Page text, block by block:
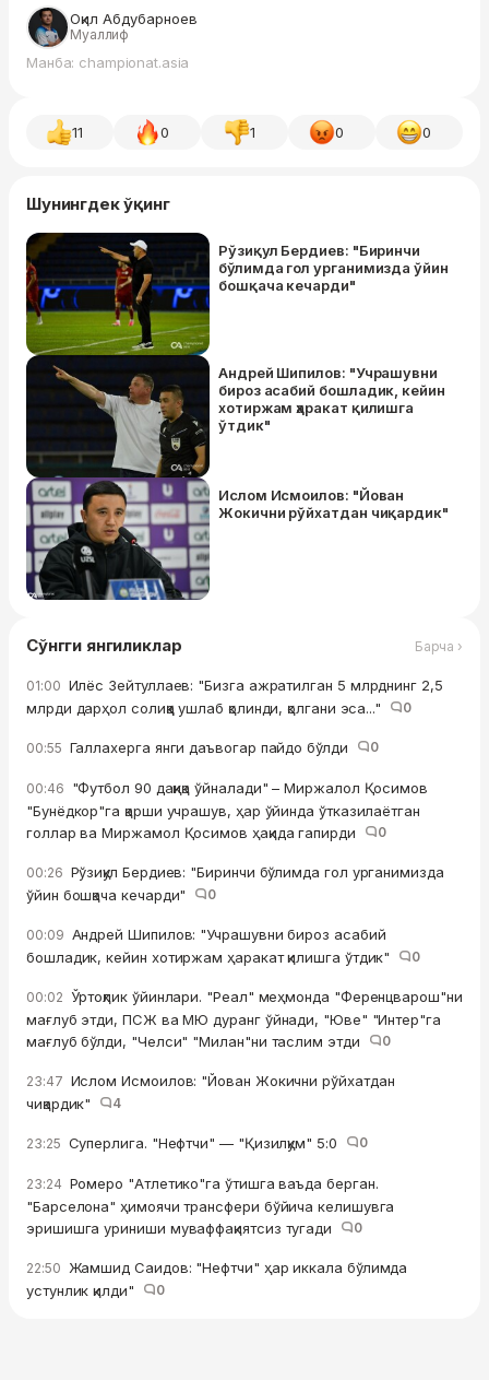
Оқил Абдубарноев
Муаллиф
Манба: championat.asia
11 0 1 0 0
Шунингдек ўқинг
Рўзиқул Бердиев: "Биринчи
бўлимда гол урганимизда ўйин
бошқача кечарди"
Андрей Шипилов: "Учрашувни
бироз асабий бошладик, кейин
хотиржам ҳаракат қилишга
ўтдик"
Ислом Исмоилов: "Йован
Жокични рўйхатдан чиқардик"
Сўнгги янгиликлар Барча ›
01:00 Илёс Зейтуллаев: "Бизга ажратилган 5 млрднинг 2,5
млрди дарҳол солиққа ушлаб қолинди, қолгани эса..."
0
00:55 Галлахерга янги даъвогар пайдо бўлди 0
00:46 "Футбол 90 дақиқа ўйналади" – Миржалол Қосимов
"Бунёдкор"га қарши учрашув, ҳар ўйинда ўтказилаётган
голлар ва Миржамол Қосимов ҳақида гапирди
0
00:26 Рўзиқул Бердиев: "Биринчи бўлимда гол урганимизда
ўйин бошқача кечарди"
0
00:09 Андрей Шипилов: "Учрашувни бироз асабий
бошладик, кейин хотиржам ҳаракат қилишга ўтдик"
0
00:02 Ўртоқлик ўйинлари. "Реал" меҳмонда "Ференцварош"ни
мағлуб этди, ПСЖ ва МЮ дуранг ўйнади, "Юве" "Интер"га
мағлуб бўлди, "Челси" "Милан"ни таслим этди
0
23:47 Ислом Исмоилов: "Йован Жокични рўйхатдан
чиқардик"
4
23:25 Суперлига. "Нефтчи" — "Қизилқум" 5:0 0
23:24 Ромеро "Атлетико"га ўтишга ваъда берган.
"Барселона" ҳимоячи трансфери бўйича келишувга
эришишга уриниши муваффақиятсиз тугади
0
22:50 Жамшид Саидов: "Нефтчи" ҳар иккала бўлимда
устунлик қилди"
0